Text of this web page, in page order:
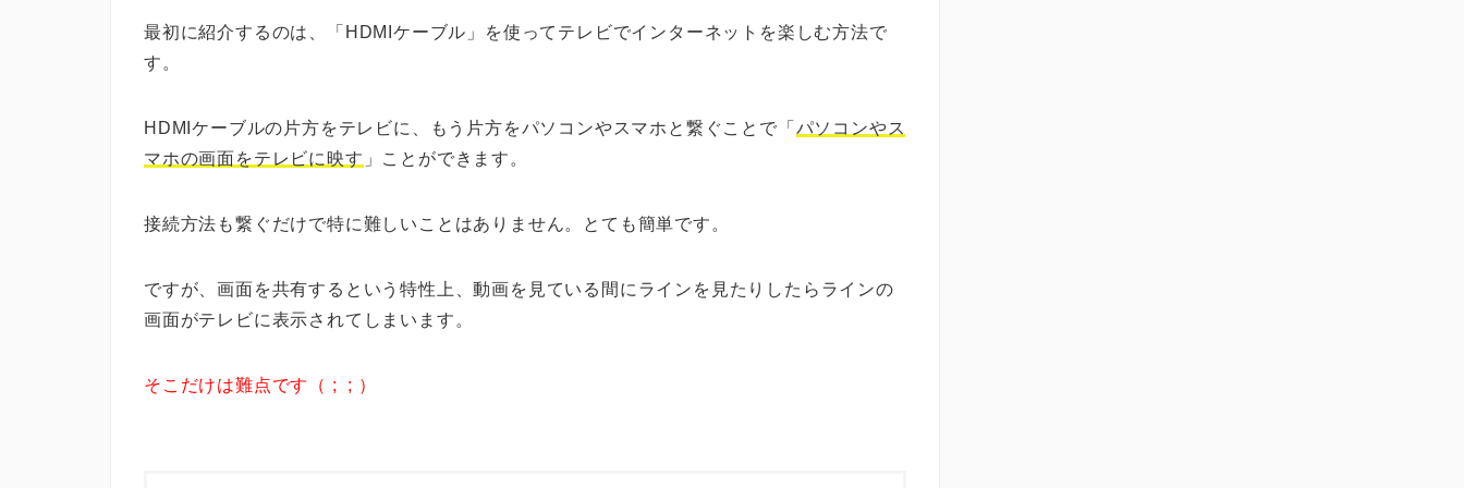
最初に紹介するのは、「 HDMIケーブル 」を使ってテレビでインターネットを楽しむ方法で
す。
HDMIケーブルの片方をテレビに、もう片方をパソコンやスマホと繋ぐことで「 パソコンやス
マホの画面をテレビに映す 」ことができます。
接続方法も繋ぐだけで特に難しいことはありません。とても簡単です。
ですが、画面を共有するという特性上、動画を見ている間にラインを見たりしたらラインの
画面がテレビに表示されてしまいます。
そこだけは難点です（ ; ; ）